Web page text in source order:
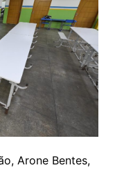
Arone Bentes,